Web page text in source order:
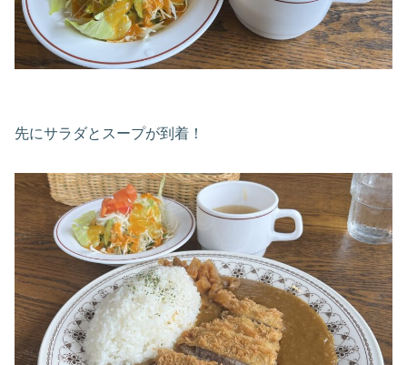
先にサラダとスープが到着！